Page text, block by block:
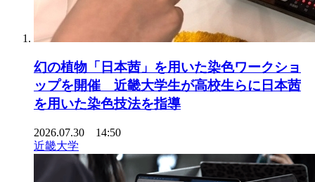
幻の植物「日本茜」を用いた染色ワークショ
ップを開催 近畿大学生が高校生らに日本茜
を用いた染色技法を指導
2026.07.30 14:50
近畿大学